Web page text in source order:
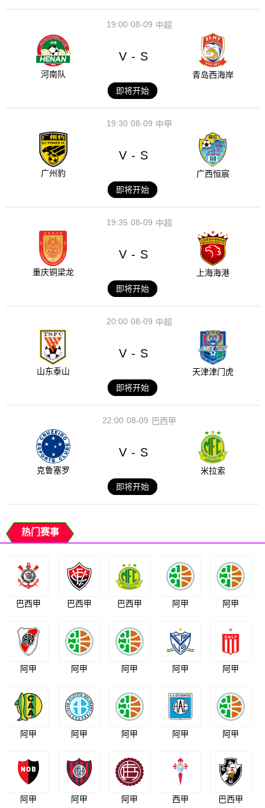
08-09
19:00 中超
河南队
V - S
青岛西海岸
即将开始
08-09
19:30 中甲
广州豹
V - S
广西恒宸
即将开始
08-09
19:35 中超
重庆铜梁龙
V - S
上海海港
即将开始
08-09
20:00 中超
山东泰山
V - S
天津津门虎
即将开始
08-09
22:00 巴西甲
克鲁塞罗
V - S
米拉索
即将开始
热门赛事
巴西甲 巴西甲 巴西甲 阿甲 阿甲
阿甲 阿甲 阿甲 阿甲 阿甲
阿甲 阿甲 阿甲 阿甲 阿甲
阿甲 阿甲 阿甲 西甲 巴西甲